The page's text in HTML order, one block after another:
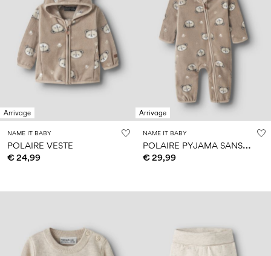
Arrivage
NAME IT BABY
POLAIRE VESTE
€ 24,99
Arrivage
NAME IT BABY
P
OLAIRE PYJAMA SANS PIEDS
€ 29,99